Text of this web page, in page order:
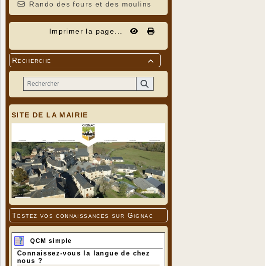
Rando des fours et des moulins
Imprimer la page...

Recherche
SITE DE LA MAIRIE
Testez vos connaissances sur Gignac
QCM simple
Connaissez-vous la langue de chez
nous ?